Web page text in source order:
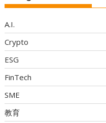
A.I.
Crypto
ESG
FinTech
SME
教育